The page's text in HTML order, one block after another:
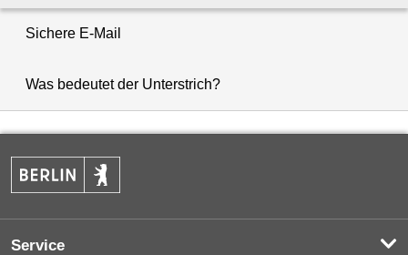
Sichere E-Mail
Was bedeutet der Unterstrich?
Service